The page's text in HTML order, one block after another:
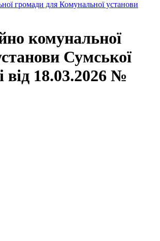
громади для Комунальної установи
комунальної
Сумської
від 18.03.2026 №